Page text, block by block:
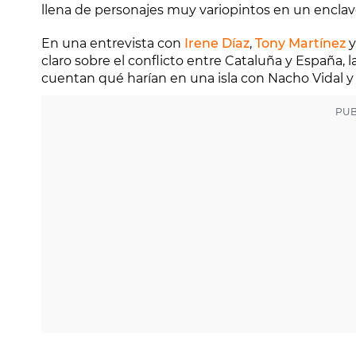
llena de personajes muy variopintos en un
En una entrevista con Irene Díaz, Tony Martínez
claro sobre el conflicto entre Cataluña y España,
cuentan qué harían en una isla con Nacho Vidal y